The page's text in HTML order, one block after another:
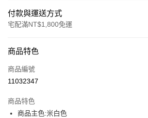
付款與運送方式
宅配滿NT$1,800免運
信用卡一次付款
LINE Pay
街口支付
商品特色
商品編號
11032347
商品特色
商品主色:米白色